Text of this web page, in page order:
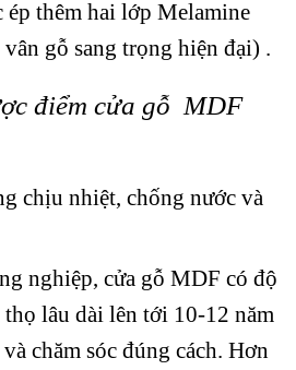
thêm hai lớp Melamine
gỗ sang trọng hiện đại) .
điểm cửa gỗ MDF
chịu nhiệt, chống nước và
nghiệp, cửa gỗ MDF có độ
lâu dài lên tới 10-12 năm
chăm sóc đúng cách. Hơn